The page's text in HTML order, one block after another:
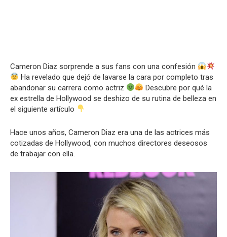
Cameron Diaz sorprende a sus fans con una confesión
Ha revelado que dejó de lavarse la cara por completo tras
abandonar su carrera como actriz
Descubre por qué la
ex estrella de Hollywood se deshizo de su rutina de belleza en
el siguiente artículo
Hace unos años, Cameron Diaz era una de las actrices más
cotizadas de Hollywood, con muchos directores deseosos
de trabajar con ella.